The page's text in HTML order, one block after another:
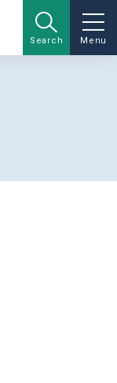
Search Menu